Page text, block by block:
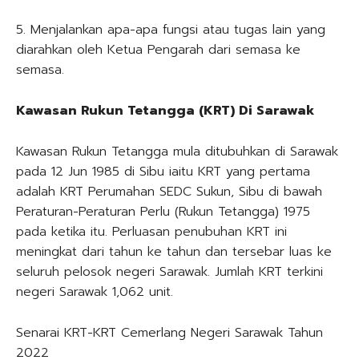
5. Menjalankan apa-apa fungsi atau tugas lain yang
diarahkan oleh Ketua Pengarah dari semasa ke
semasa.
Kawasan Rukun Tetangga (KRT) Di Sarawak
Kawasan Rukun Tetangga mula ditubuhkan di Sarawak
pada 12 Jun 1985 di Sibu iaitu KRT yang pertama
adalah KRT Perumahan SEDC Sukun, Sibu di bawah
Peraturan-Peraturan Perlu (Rukun Tetangga) 1975
pada ketika itu. Perluasan penubuhan KRT ini
meningkat dari tahun ke tahun dan tersebar luas ke
seluruh pelosok negeri Sarawak. Jumlah KRT terkini
negeri Sarawak 1,062 unit.
Senarai KRT-KRT Cemerlang Negeri Sarawak Tahun
2022